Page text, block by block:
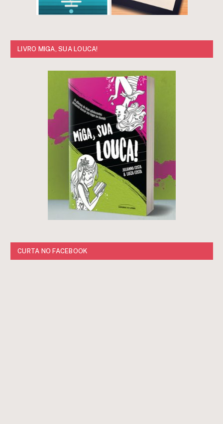
LIVRO MIGA, SUA LOUCA!
CURTA NO FACEBOOK